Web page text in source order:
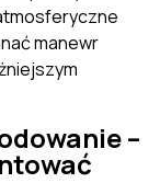
manewr
–